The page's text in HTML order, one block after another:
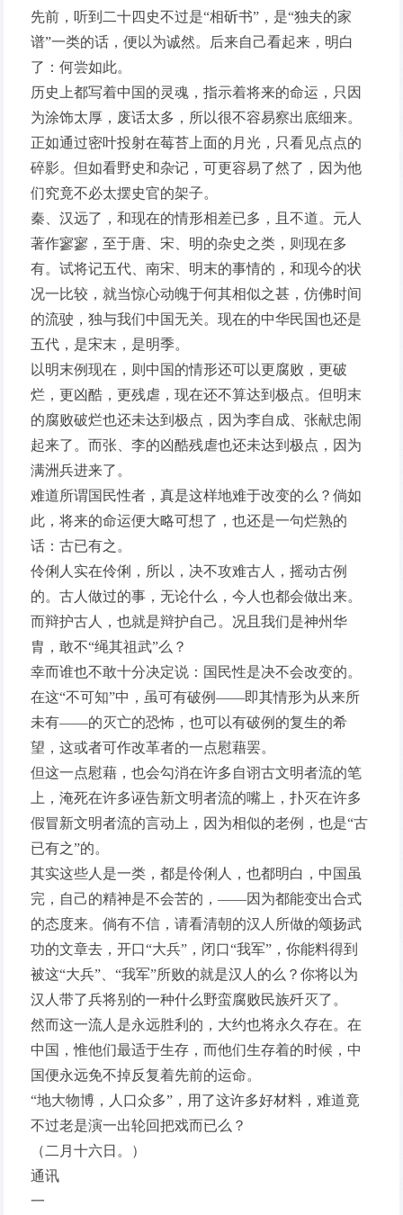
先前，听到二十四史不过是“相斫书”，是“独夫的家
谱”一类的话，便以为诚然。后来自己看起来，明白
了：何尝如此。
历史上都写着中国的灵魂，指示着将来的命运，只因
为涂饰太厚，废话太多，所以很不容易察出底细来。
正如通过密叶投射在莓苔上面的月光，只看见点点的
碎影。但如看野史和杂记，可更容易了然了，因为他
们究竟不必太摆史官的架子。
秦、汉远了，和现在的情形相差已多，且不道。元人
著作寥寥，至于唐、宋、明的杂史之类，则现在多
有。试将记五代、南宋、明末的事情的，和现今的状
况一比较，就当惊心动魄于何其相似之甚，仿佛时间
的流驶，独与我们中国无关。现在的中华民国也还是
五代，是宋末，是明季。
以明末例现在，则中国的情形还可以更腐败，更破
烂，更凶酷，更残虐，现在还不算达到极点。但明末
的腐败破烂也还未达到极点，因为李自成、张献忠闹
起来了。而张、李的凶酷残虐也还未达到极点，因为
满洲兵进来了。
难道所谓国民性者，真是这样地难于改变的么？倘如
此，将来的命运便大略可想了，也还是一句烂熟的
话：古已有之。
伶俐人实在伶俐，所以，决不攻难古人，摇动古例
的。古人做过的事，无论什么，今人也都会做出来。
而辩护古人，也就是辩护自己。况且我们是神州华
胄，敢不“绳其祖武”么？
幸而谁也不敢十分决定说：国民性是决不会改变的。
在这“不可知”中，虽可有破例——即其情形为从来所
未有——的灭亡的恐怖，也可以有破例的复生的希
望，这或者可作改革者的一点慰藉罢。
但这一点慰藉，也会勾消在许多自诩古文明者流的笔
上，淹死在许多诬告新文明者流的嘴上，扑灭在许多
假冒新文明者流的言动上，因为相似的老例，也是“古
已有之”的。
其实这些人是一类，都是伶俐人，也都明白，中国虽
完，自己的精神是不会苦的，——因为都能变出合式
的态度来。倘有不信，请看清朝的汉人所做的颂扬武
功的文章去，开口“大兵”，闭口“我军”，你能料得到
被这“大兵”、“我军”所败的就是汉人的么？你将以为
汉人带了兵将别的一种什么野蛮腐败民族歼灭了。
然而这一流人是永远胜利的，大约也将永久存在。在
中国，惟他们最适于生存，而他们生存着的时候，中
国便永远免不掉反复着先前的运命。
“地大物博，人口众多”，用了这许多好材料，难道竟
不过老是演一出轮回把戏而已么？
（二月十六日。）
通讯
一